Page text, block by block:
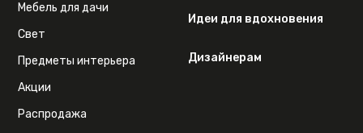
Мебель для дачи
Свет
Предметы интерьера
Акции
Распродажа
Идеи для вдохновения
Дизайнерам